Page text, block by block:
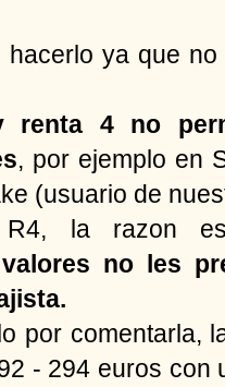
hacerlo ya que
renta 4 no
, por ejemplo en
(usuario de
R4, la razon
valores no les
por comentarla,
- 294 euros con